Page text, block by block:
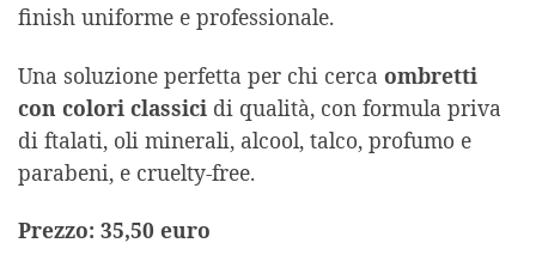
finish uniforme e professionale.
Una soluzione perfetta per chi cerca ombretti
con colori classici di qualità, con formula priva
di ftalati, oli minerali, alcool, talco, profumo e
parabeni, e cruelty-free.
Prezzo: 35,50 euro